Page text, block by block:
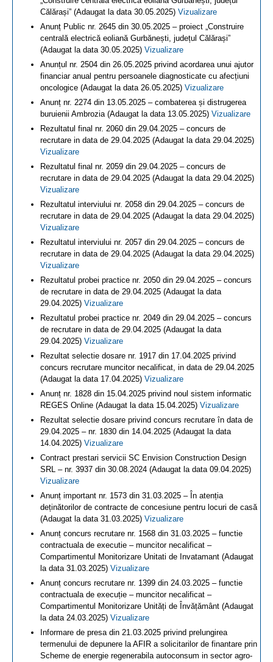
Călărași” (Adaugat la data 30.05.2025) Vizualizare
Anunț Public nr. 2645 din 30.05.2025 – proiect „Construire
centrală electrică eoliană Gurbănești, județul Călărași”
(Adaugat la data 30.05.2025) Vizualizare
Anunțul nr. 2504 din 26.05.2025 privind acordarea unui ajutor
financiar anual pentru persoanele diagnosticate cu afecțiuni
oncologice (Adaugat la data 26.05.2025) Vizualizare
Anunț nr. 2274 din 13.05.2025 – combaterea și distrugerea
buruienii Ambrozia (Adaugat la data 13.05.2025) Vizualizare
Rezultatul final nr. 2060 din 29.04.2025 – concurs de
recrutare in data de 29.04.2025 (Adaugat la data 29.04.2025)
Vizualizare
Rezultatul final nr. 2059 din 29.04.2025 – concurs de
recrutare in data de 29.04.2025 (Adaugat la data 29.04.2025)
Vizualizare
Rezultatul interviului nr. 2058 din 29.04.2025 – concurs de
recrutare in data de 29.04.2025 (Adaugat la data 29.04.2025)
Vizualizare
Rezultatul interviului nr. 2057 din 29.04.2025 – concurs de
recrutare in data de 29.04.2025 (Adaugat la data 29.04.2025)
Vizualizare
Rezultatul probei practice nr. 2050 din 29.04.2025 – concurs
de recrutare in data de 29.04.2025 (Adaugat la data
29.04.2025) Vizualizare
Rezultatul probei practice nr. 2049 din 29.04.2025 – concurs
de recrutare in data de 29.04.2025 (Adaugat la data
29.04.2025) Vizualizare
Rezultat selectie dosare nr. 1917 din 17.04.2025 privind
concurs recrutare muncitor necalificat, in data de 29.04.2025
(Adaugat la data 17.04.2025) Vizualizare
Anunț nr. 1828 din 15.04.2025 privind noul sistem informatic
REGES Online (Adaugat la data 15.04.2025) Vizualizare
Rezultat selectie dosare privind concurs recrutare în data de
29.04.2025 – nr. 1830 din 14.04.2025 (Adaugat la data
14.04.2025) Vizualizare
Contract prestari servicii SC Envision Construction Design
SRL – nr. 3937 din 30.08.2024 (Adaugat la data 09.04.2025)
Vizualizare
Anunț important nr. 1573 din 31.03.2025 – În atenția
deținătorilor de contracte de concesiune pentru locuri de casă
(Adaugat la data 31.03.2025) Vizualizare
Anunț concurs recrutare nr. 1568 din 31.03.2025 – functie
contractuala de executie – muncitor necalificat –
Compartimentul Monitorizare Unitati de Invatamant (Adaugat
la data 31.03.2025) Vizualizare
Anunț concurs recrutare nr. 1399 din 24.03.2025 – functie
contractuala de execuție – muncitor necalificat –
Compartimentul Monitorizare Unități de Învățământ (Adaugat
la data 24.03.2025) Vizualizare
Informare de presa din 21.03.2025 privind prelungirea
termenului de depunere la AFIR a solicitarilor de finantare prin
Scheme de energie regenerabila autoconsum in sector agro-